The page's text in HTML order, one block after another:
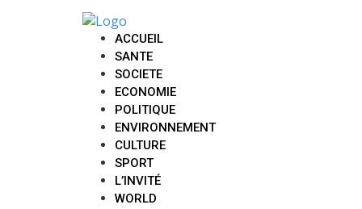
ACCUEIL
SANTE
SOCIETE
ECONOMIE
POLITIQUE
ENVIRONNEMENT
CULTURE
SPORT
L’INVITÉ
WORLD